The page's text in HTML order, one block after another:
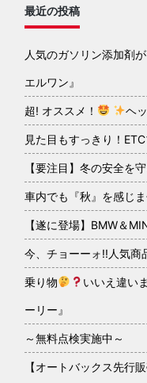
最近の投稿
人気のガソリン添加剤
エルワン』
超! オススメ！ ヘ
見た目もすっきり！
【要注目】冬の安全を
車内でも『秋』を感じ
【遂に登場】BMW＆
今、チョーーォ!!人気商
乗り物 いいえ違い
ーリー』
～無料点検実施中～
【オートバックス先行